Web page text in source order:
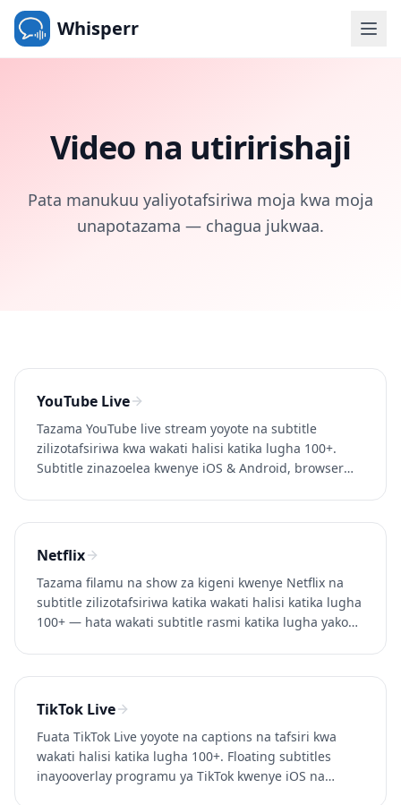
Whisperr
Video na utiririshaji
Pata manukuu yaliyotafsiriwa moja kwa moja
unapotazama — chagua jukwaa.
YouTube Live
Tazama YouTube live stream yoyote na subtitle
zilizotafsiriwa kwa wakati halisi katika lugha 100+.
Subtitle zinazoelea kwenye iOS & Android, browser
Netflix
Tazama filamu na show za kigeni kwenye Netflix na
subtitle zilizotafsiriwa katika wakati halisi katika lugha
100+ — hata wakati subtitle rasmi katika lugha yako
TikTok Live
Fuata TikTok Live yoyote na captions na tafsiri kwa
wakati halisi katika lugha 100+. Floating subtitles
inayooverlay programu ya TikTok kwenye iOS na